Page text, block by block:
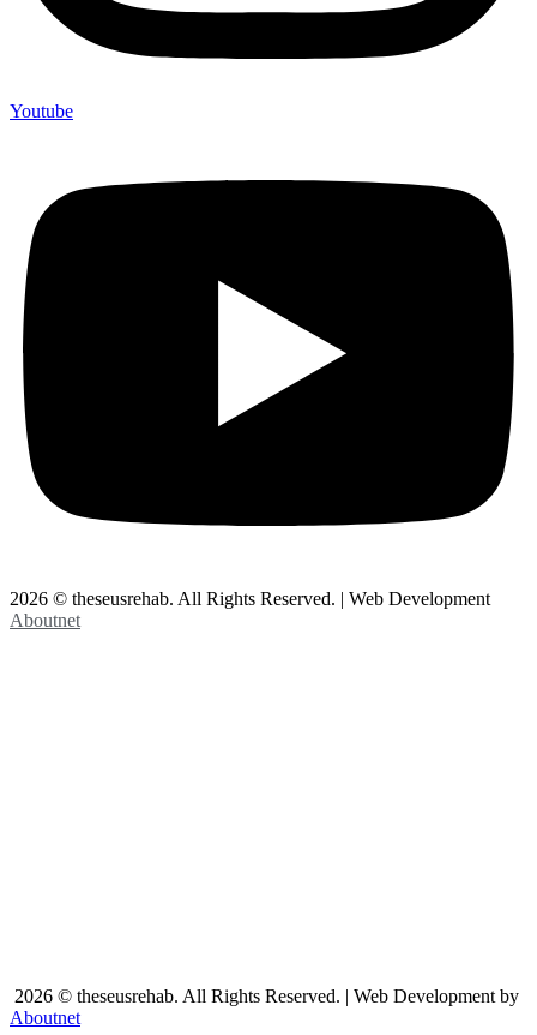
Youtube
2026 © theseusrehab. All Rights Reserved. | Web Development
Aboutnet
2026 © theseusrehab. All Rights Reserved. | Web Development by
Aboutnet